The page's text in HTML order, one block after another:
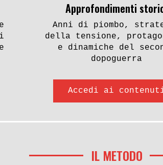
Approfondimenti
Anni di piombo,
della tensione,
e dinamiche del
dopoguerra
Accedi ai
IL METODO